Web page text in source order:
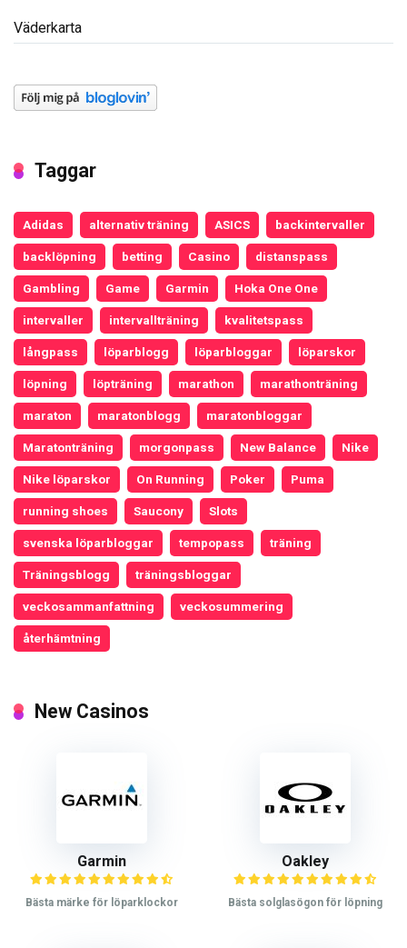
Väderkarta
Taggar
Adidas alternativ träning ASICS backintervaller
backlöpning betting Casino distanspass
Gambling Game Garmin Hoka One One
intervaller intervallträning kvalitetspass
långpass löparblogg löparbloggar löparskor
löpning löpträning marathon marathonträning
maraton maratonblogg maratonbloggar
Maratonträning morgonpass New Balance Nike
Nike löparskor On Running Poker Puma
running shoes Saucony Slots
svenska löparbloggar tempopass träning
Träningsblogg träningsbloggar
veckosammanfattning veckosummering
återhämtning
New Casinos
Garmin
Bästa märke för löparklockor
Oakley
Bästa solglasögon för löpning